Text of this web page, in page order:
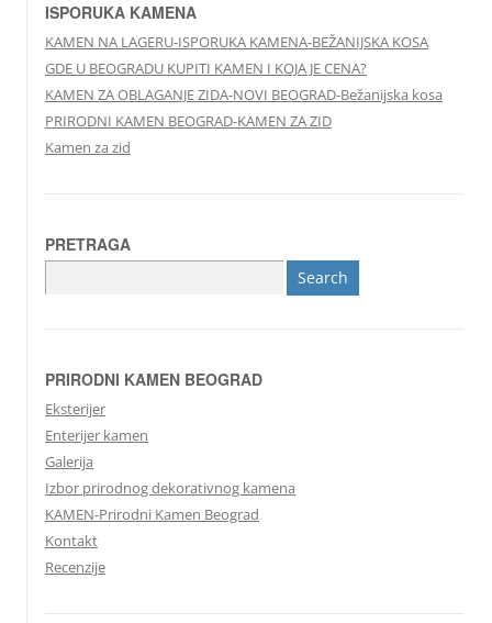
ISPORUKA KAMENA
KAMEN NA LAGERU-ISPORUKA KAMENA-BEŽANIJSKA KOSA
GDE U BEOGRADU KUPITI KAMEN I KOJA JE CENA?
KAMEN ZA OBLAGANJE ZIDA-NOVI BEOGRAD-Bežanijska kosa
PRIRODNI KAMEN BEOGRAD-KAMEN ZA ZID
Kamen za zid
PRETRAGA
for:
PRIRODNI KAMEN BEOGRAD
Eksterijer
Enterijer kamen
Galerija
Izbor prirodnog dekorativnog kamena
KAMEN-Prirodni Kamen Beograd
Kontakt
Recenzije